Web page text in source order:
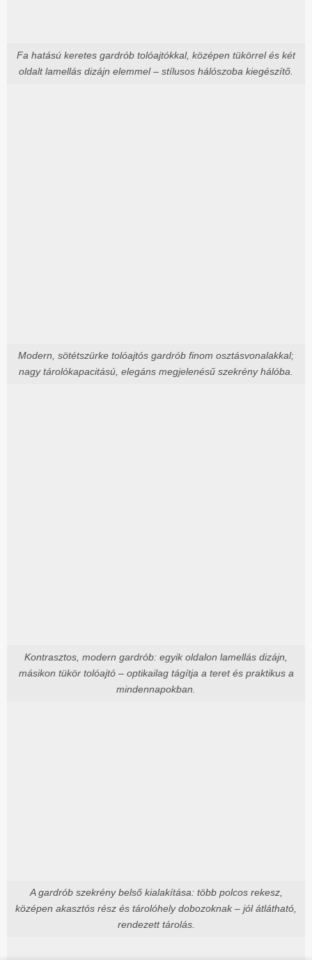
Fa hatású keretes gardrób tolóajtókkal, középen tükörrel és két
oldalt lamellás dizájn elemmel – stílusos hálószoba kiegészítő.
Modern, sötétszürke tolóajtós gardrób finom osztásvonalakkal;
nagy tárolókapacitású, elegáns megjelenésű szekrény hálóba.
Kontrasztos, modern gardrób: egyik oldalon lamellás dizájn,
másikon tükör tolóajtó – optikailag tágítja a teret és praktikus a
mindennapokban.
A gardrób szekrény belső kialakítása: több polcos rekesz,
középen akasztós rész és tárolóhely dobozoknak – jól átlátható,
rendezett tárolás.